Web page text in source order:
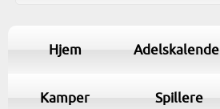
Hjem
Kamper Spillere